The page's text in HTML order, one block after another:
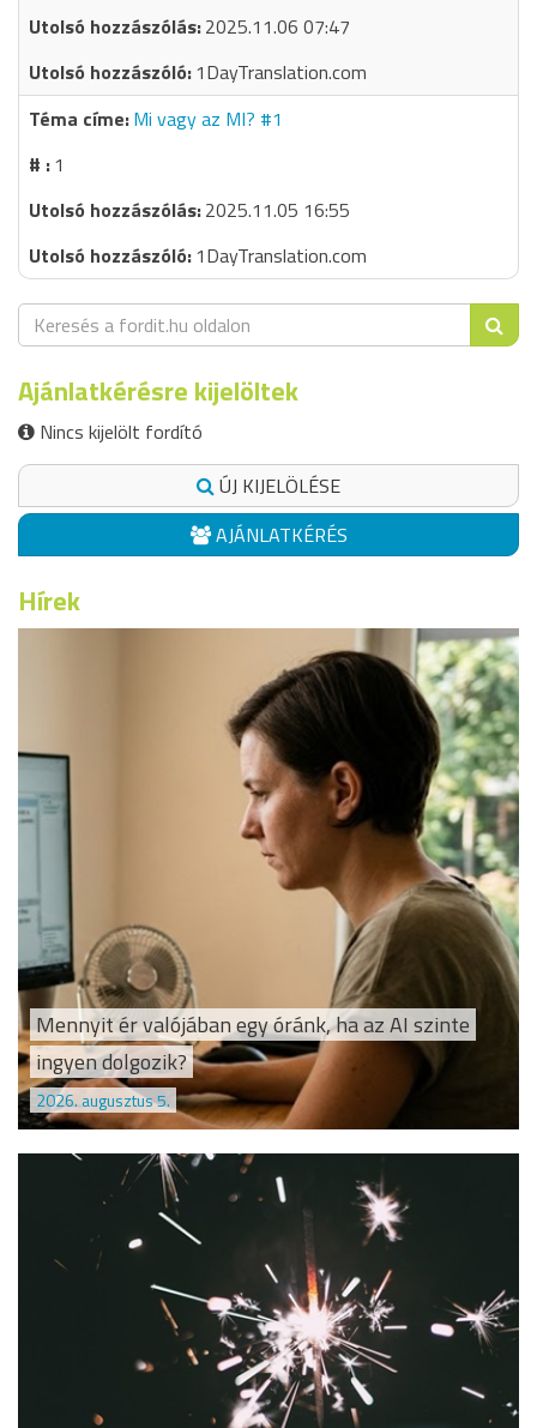
2025.11.06 07:47
1DayTranslation.com
Mi vagy az MI? #1
1
2025.11.05 16:55
1DayTranslation.com
Ajánlatkérésre kijelöltek
Nincs kijelölt fordító
ÚJ KIJELÖLÉSE
AJÁNLATKÉRÉS
Hírek
Mennyit ér valójában egy óránk, ha az AI szinte
ingyen dolgozik?
2026. augusztus 5.